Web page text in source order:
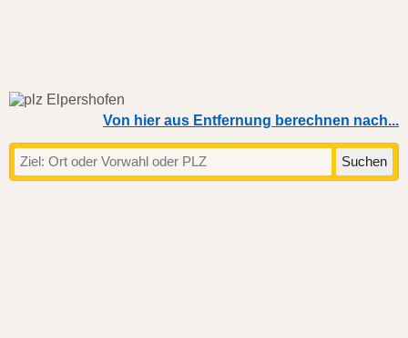
Von hier aus Entfernung berechnen nach...